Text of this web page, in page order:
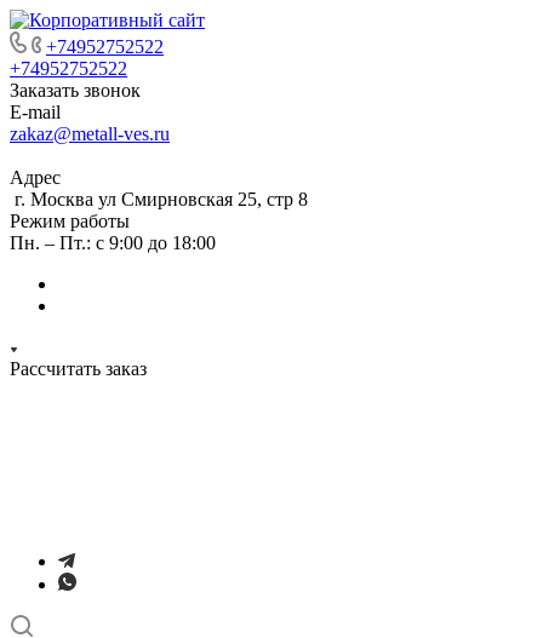
+74952752522
+74952752522
Заказать звонок
E-mail
zakaz@metall-ves.ru
Адрес
г. Москва ул Смирновская 25, стр 8
Режим работы
Пн. – Пт.: с 9:00 до 18:00
Рассчитать заказ